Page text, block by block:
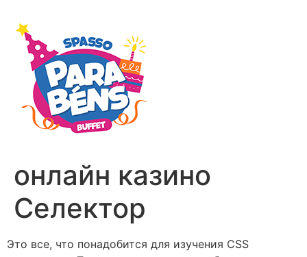
онлайн казино
Селектор
Это все, что понадобится для изучения CSS